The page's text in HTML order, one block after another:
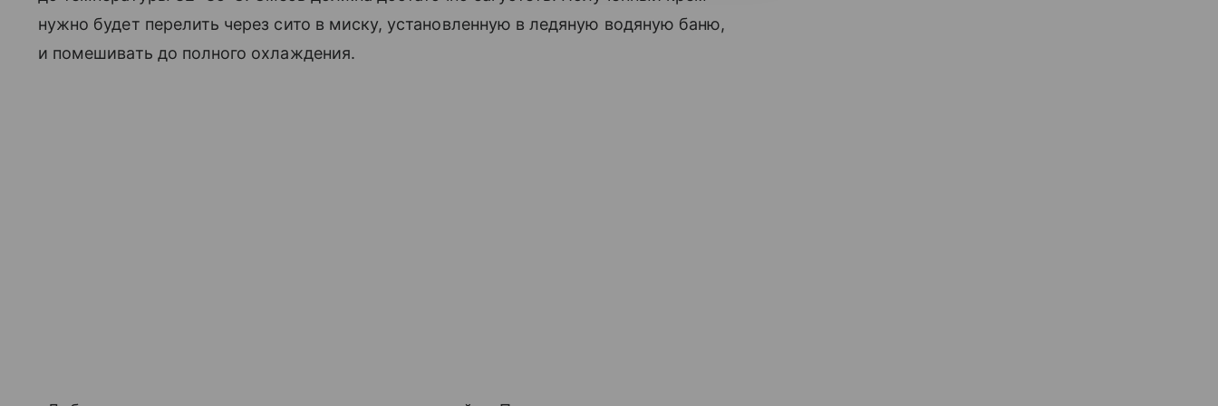
нужно будет перелить через сито в миску, установленную в ледяную водяную баню,
и помешивать до полного охлаждения.